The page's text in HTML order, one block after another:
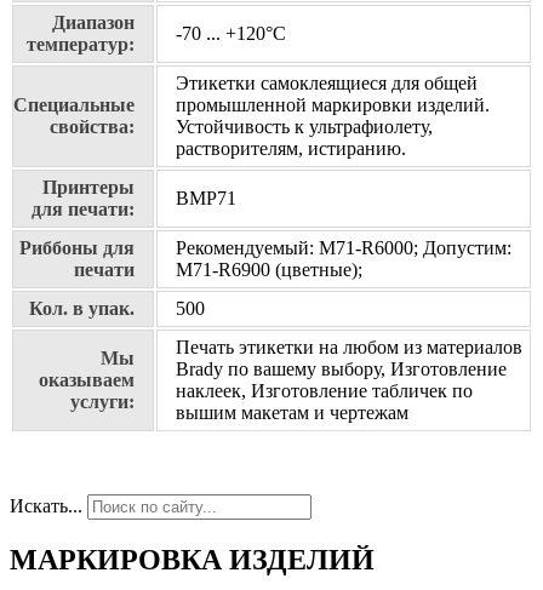
Диапазон
температур:
-70 ... +120°С
Специальные
свойства:
Этикетки самоклеящиеся для общей
промышленной маркировки изделий.
Устойчивость к ультрафиолету,
растворителям, истиранию.
Принтеры
для печати:
BMP71
Риббоны для
печати
Рекомендуемый: M71-R6000; Допустим:
M71-R6900 (цветные);
Кол. в упак.
500
Мы
оказываем
услуги:
Печать этикетки на любом из материалов
Brady по вашему выбору, Изготовление
наклеек, Изготовление табличек по
вышим макетам и чертежам
Искать...
МАРКИРОВКА ИЗДЕЛИЙ